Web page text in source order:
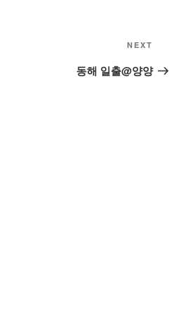
NEXT
동해 일출@양양